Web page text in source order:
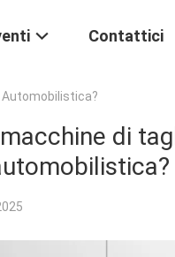
Contattici
Automobilistica?
di